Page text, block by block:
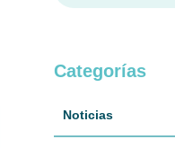
Categorías
Noticias